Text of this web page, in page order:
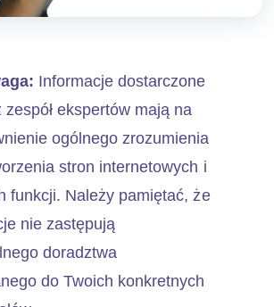
Informacje dostarczone
zespół ekspertów mają na
ogólnego zrozumienia
stron internetowych i
funkcji. Należy pamiętać, że
nie zastępują
doradztwa
do Twoich konkretnych